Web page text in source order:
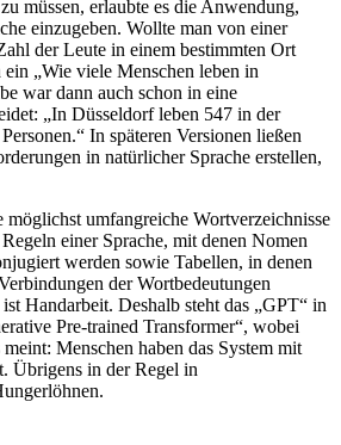
müssen, erlaubte es die Anwendung,
einzugeben. Wollte man von einer
der Leute in einem bestimmten Ort
„Wie viele Menschen leben in
war dann auch schon in eine
„In Düsseldorf leben 547 in der
In späteren Versionen ließen
in natürlicher Sprache erstellen,
möglichst umfangreiche Wortverzeichnisse
einer Sprache, mit denen Nomen
werden sowie Tabellen, in denen
der Wortbedeutungen
Handarbeit. Deshalb steht das „GPT“ in
Pre-trained Transformer“, wobei
meint: Menschen haben das System mit
Übrigens in der Regel in